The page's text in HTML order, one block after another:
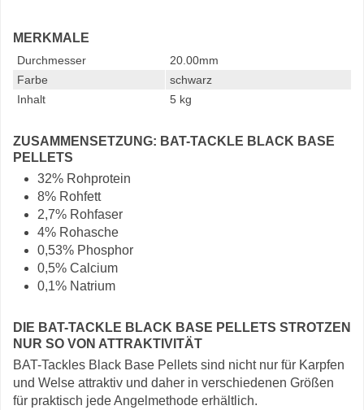
MERKMALE
Durchmesser
20.00mm
Farbe
schwarz
Inhalt
5 kg
ZUSAMMENSETZUNG: BAT-TACKLE BLACK BASE
PELLETS
32% Rohprotein
8% Rohfett
2,7% Rohfaser
4% Rohasche
0,53% Phosphor
0,5% Calcium
0,1% Natrium
DIE BAT-TACKLE BLACK BASE PELLETS STROTZEN
NUR SO VON ATTRAKTIVITÄT
BAT-Tackles Black Base Pellets sind nicht nur für Karpfen
und Welse attraktiv und daher in verschiedenen Größen
für praktisch jede Angelmethode erhältlich.